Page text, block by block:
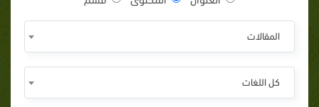
المقالات
كل اللغات